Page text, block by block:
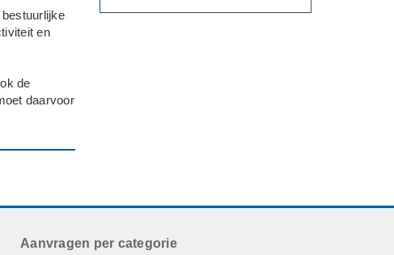
en
de
daarvoor
Aanvragen per categorie